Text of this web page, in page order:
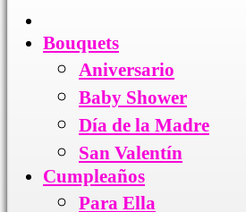
Bouquets
Aniversario
Baby Shower
Día de la Madre
San Valentín
Cumpleaños
Para Ella